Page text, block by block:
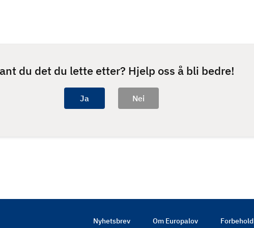
du det du lette etter? Hjelp oss å bli bedre!
Nyhetsbrev Om Europalov Forbehold